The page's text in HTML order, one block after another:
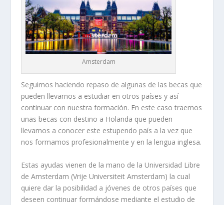
Amsterdam
Seguimos haciendo repaso de algunas de las becas que
pueden llevarnos a estudiar en otros países y así
continuar con nuestra formación. En este caso traemos
unas becas con destino a Holanda que pueden
llevarnos a conocer este estupendo país a la vez que
nos formamos profesionalmente y en la lengua inglesa.
Estas ayudas vienen de la mano de la Universidad Libre
de Amsterdam (Vrije Universiteit Amsterdam) la cual
quiere dar la posibilidad a jóvenes de otros países que
deseen continuar formándose mediante el estudio de